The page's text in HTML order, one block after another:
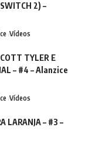
2) –
Vídeos
TYLER E
– #4 – Alanzice
Vídeos
LARANJA – #3 –